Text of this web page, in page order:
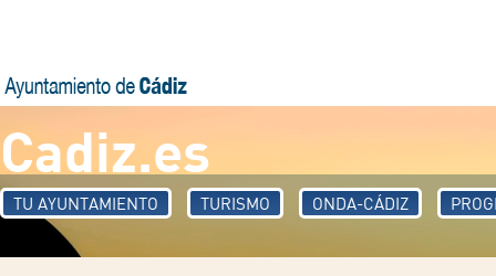
Cadiz.es
TU AYUNTAMIENTO TURISMO ONDA-CÁDIZ